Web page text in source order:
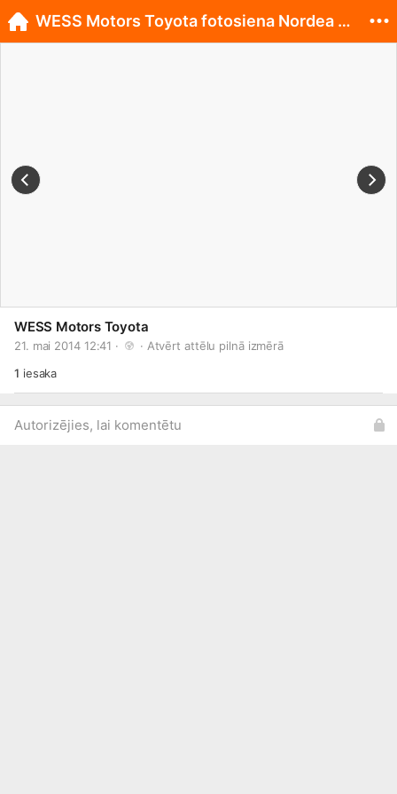
WESS Motors Toyota
21. mai 2014 12:41 · · Atvērt attēlu pilnā izmērā
1 iesaka
Autorizējies, lai komentētu
WESS Motors Toyota fotosiena Nordea Rīgas maratonā